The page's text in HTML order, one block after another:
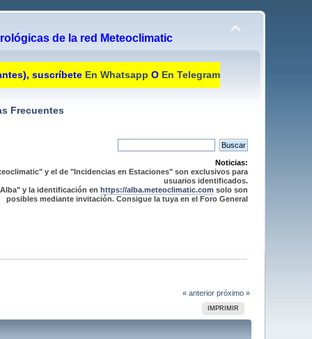
de la red Meteoclimatic
suscríbete En Whatsapp O En Telegram
Frecuentes
Noticias:
y el de "Incidencias en Estaciones" son exclusivos para
usuarios identificados.
y la identificación en https://alba.meteoclimatic.com solo son
posibles mediante invitación. Consigue la tuya en el Foro General
« anterior próximo »
IMPRIMIR